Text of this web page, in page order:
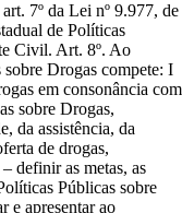
7º da Lei nº 9.977, de
de Políticas
Civil. Art. 8º. Ao
Drogas compete: I
em consonância com
sobre Drogas,
da assistência, da
de drogas,
definir as metas, as
Públicas sobre
e apresentar ao